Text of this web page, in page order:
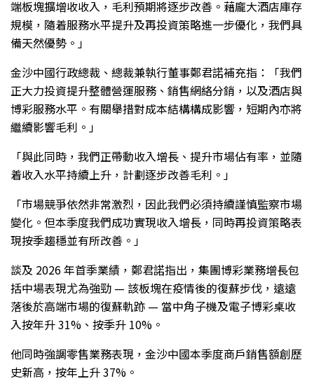
端板塊擴增收收入，毛利預期將逐步改善。藉龐大酒店庫存
規模，隨着服務水平提升及再投資策略進一步優化，我們具
備天然優勢。」
金沙中國行政總裁、總裁兼執行董事鄭君諾補充指：「我們
正大力投資提升整體營運服務、銷售網絡分銷，以及酒店與
博彩服務水平。有關舉措對成本結構構成影響，短期內亦將
繼續影響毛利。」
「與此同時，我們正帶動收入增長、提升市場佔有率，並隨
着收入水平持續上升，計劃逐步改善毛利。」
「市場競爭依然非常激烈，因此我們必須持續謹慎監察市場
變化。但本季度我們成功實現收入增長，同時再投資策略表
現按季趨穩並有所改善。」
談及 2026 年首季業績，鄭君諾指出，集團博彩業務增長包
括中場表現尤為強勁 — 該板塊在疫情後的復蘇步伐，遠遠
落後於高端市場的復蘇軌跡 — 當中角子機及電子博彩桌收
入按年升 31%、按季升 10%。
他同時強調零售業務表現，金沙中國本季度商戶銷售額創歷
史新高，按年上升 37%。